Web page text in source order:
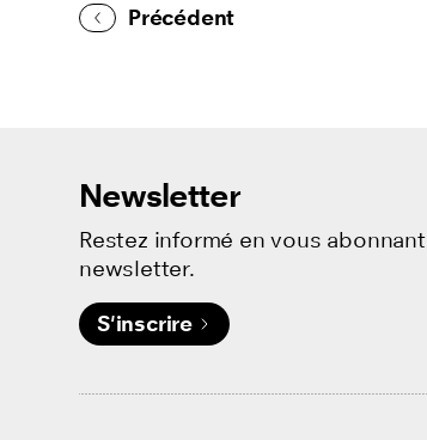
Précédent
Newsletter
Restez informé en vous
newsletter.
S'inscrire